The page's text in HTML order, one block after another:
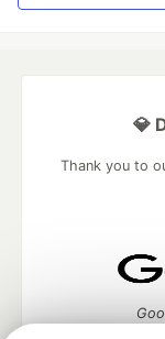
💎
Thank you to